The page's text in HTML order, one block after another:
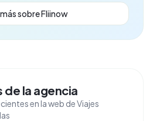
sobre Fliinow
de la agencia
en la web de Viajes